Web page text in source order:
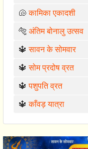
🐚कामिका एकादशी
🐅अंतिम बोनालु उत्सव
🔱सावन के सोमवार
🔱सोम प्रदोष व्रत
🔱पशुपति व्रत
🔱काँवड़ यात्रा